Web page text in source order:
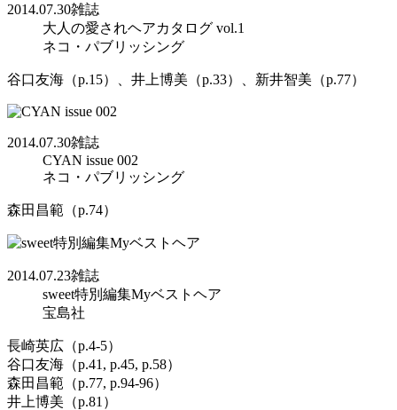
2014.07.30雑誌
大人の愛されヘアカタログ vol.1
ネコ・パブリッシング
谷口友海（p.15）、井上博美（p.33）、新井智美（p.77）
2014.07.30雑誌
CYAN issue 002
ネコ・パブリッシング
森田昌範（p.74）
2014.07.23雑誌
sweet特別編集Myベストヘア
宝島社
長崎英広（p.4-5）
谷口友海（p.41, p.45, p.58）
森田昌範（p.77, p.94-96）
井上博美（p.81）